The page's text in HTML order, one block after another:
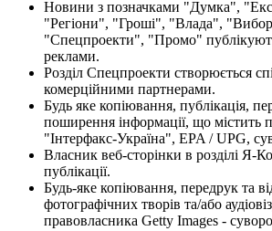
Новини з позначками "Думка",
"Регіони", "Гроші", "Влада",
"Спецпроекти", "Промо"
реклами.
Розділ Спецпроекти створюється
комерційними партнерами.
Будь яке копіювання, публікація,
поширення інформації, що містить
"Інтерфакс-Україна", EPA / UPG,
Власник веб-сторінки в розділі Я-
публікації.
Будь-яке копіювання, передрук та
фотографічних творів та/або
правовласника Getty Images -